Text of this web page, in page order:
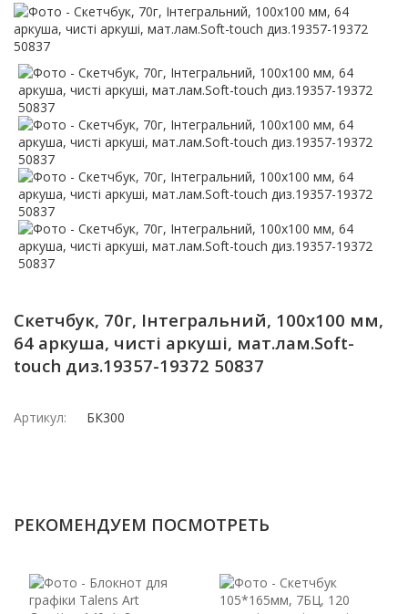
Скетчбук, 70г, Інтегральний, 100х100 мм,
64 аркуша, чисті аркуші, мат.лам.Soft-
touch диз.19357-19372 50837
Артикул: БК300
РЕКОМЕНДУЕМ ПОСМОТРЕТЬ